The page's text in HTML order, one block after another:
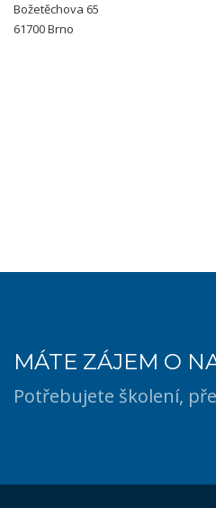
Božetěchova 65
61700 Brno
MÁTE ZÁJEM O
Potřebujete školení,